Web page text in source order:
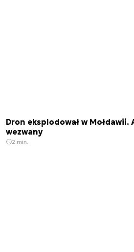
Dron eksplodował w Mołdawii.
wezwany
2 min.